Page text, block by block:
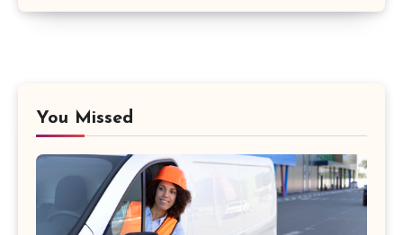
You Missed